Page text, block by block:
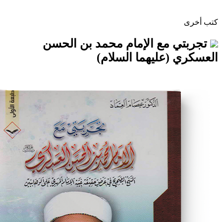
مع الإمام محمد بن الحسن
السلام)